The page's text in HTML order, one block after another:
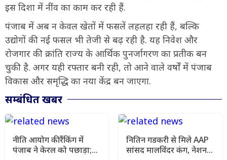
इस दिशा में नींव का काम कर रही हैं.
पंजाब में अब न केवल खेतों में फसलें लहलहा रही हैं, बल्कि
उद्योगों की नई फसल भी तेजी से बढ़ रही है. यह निवेश और
रोजगार की क्रांति राज्य के आर्थिक पुनर्जागरण का प्रतीक बन
चुकी है. अगर यही रफ्तार बनी रही, तो आने वाले वर्षों में पंजाब
विकास और समृद्धि का नया केंद्र बन जाएगा.
सम्बंधित खबर
नीति आयोग की रैंकिंग में
पंजाब ने केरल को पछाड़ा;
नितिन गडकरी से मिले AAP
सांसद मालविंदर कंग, नेशनल